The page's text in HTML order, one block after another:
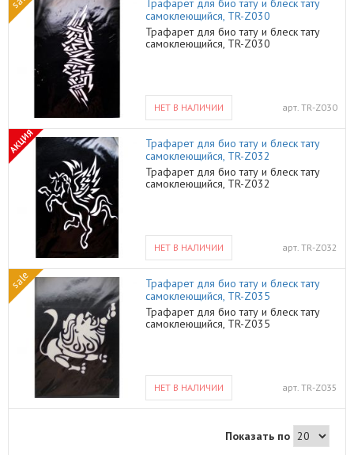
Трафарет для био тату и блеск тату
самоклеющийся, TR-Z030
Трафарет для био тату и блеск тату
самоклеющийся, TR-Z030
НЕТ В НАЛИЧИИ арт. TR-Z030
АКЦИЯ
Трафарет для био тату и блеск тату
самоклеющийся, TR-Z032
Трафарет для био тату и блеск тату
самоклеющийся, TR-Z032
НЕТ В НАЛИЧИИ арт. TR-Z032
sale
Трафарет для био тату и блеск тату
самоклеющийся, TR-Z035
Трафарет для био тату и блеск тату
самоклеющийся, TR-Z035
НЕТ В НАЛИЧИИ арт. TR-Z035
Показать по